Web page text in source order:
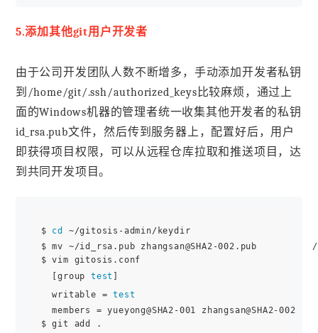
5.添加其他git用户开发者
由于公司开发团队人数不断增多，手动添加开发者私钥
到/home/git/.ssh/authorized_keys比较麻烦，通过上
面的Windows机器的管理者统一收集其他开发者的私钥
id_rsa.pub文件，然后传到服务器上，配置好后，用户
即获得项目权限，可以从远程仓库拉取和推送项目，达
到共同开发项目。
$ cd
~/gitosis-admin/keydir
$ mv ~/id_rsa.pub zhangsan@SHA2-002.pub
$ vim gitosis.conf
[group test ]
writable = test
members = yueyong@SHA2-001 zhangsan@SHA2-002
$ git add .